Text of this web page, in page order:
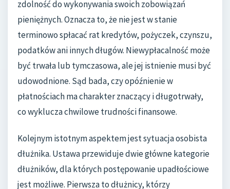
zdolność do wykonywania swoich zobowiązań
pieniężnych. Oznacza to, że nie jest w stanie
terminowo spłacać rat kredytów, pożyczek, czynszu,
podatków ani innych długów. Niewypłacalność może
być trwała lub tymczasowa, ale jej istnienie musi być
udowodnione. Sąd bada, czy opóźnienie w
płatnościach ma charakter znaczący i długotrwały,
co wyklucza chwilowe trudności finansowe.
Kolejnym istotnym aspektem jest sytuacja osobista
dłużnika. Ustawa przewiduje dwie główne kategorie
dłużników, dla których postępowanie upadłościowe
jest możliwe. Pierwsza to dłużnicy, którzy